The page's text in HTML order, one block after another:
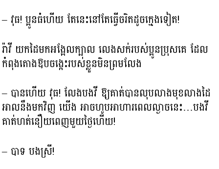
– វុធ! ប្អូនធំហើយ តែនេះនៅតែធ្វើចរិតដូចកេ្មងទៀត!​
រ៉ាវី យកដៃមកអង្អែលក្បាល លេងសក់របស់ប្អូនប្រុសគេ ដែល
កំពុងតោងឱបចង្កេះរបស់ខ្លួនមិនព្រមលែង
– បានហើយ វុធ! លែងបងវី ឱ្យគាត់បានលុបលាងមុខលាងដៃ
អាលនឹងមកវិញ យើង អាចហូបអាហារពេលល្ងាចនេះ…បងវី
គាត់ហត់នឿយពេញមួយថ្ងៃហើយ!
– បាទ បងស្រី!